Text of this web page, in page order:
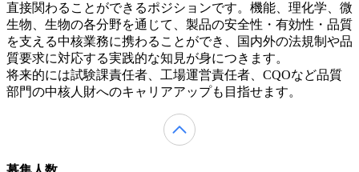
直接関わることができるポジションです。機能、理化学、微
生物、生物の各分野を通じて、製品の安全性・有効性・品質
を支える中核業務に携わることができ、国内外の法規制や品
質要求に対応する実践的な知見が身につきます。
将来的には試験課責任者、工場運営責任者、CQOなど品質
部門の中核人財へのキャリアアップも目指せます。